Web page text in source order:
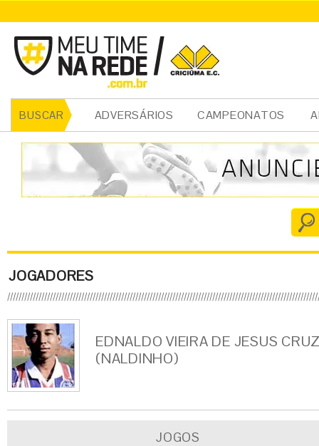
BUSCAR ADVERSÁRIOS CAMPEONATOS
JOGADORES
EDNALDO VIEIRA DE JESUS
(NALDINHO)
JOGOS